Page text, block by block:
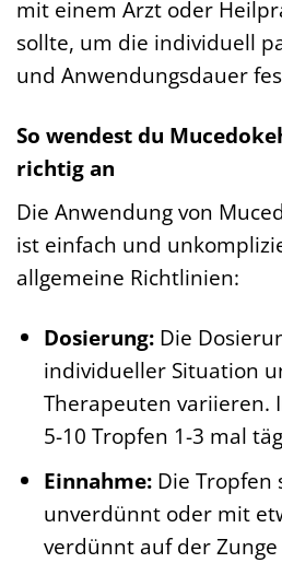
mit einem Arzt oder
sollte, um die individuell
und Anwendungsdauer
So wendest du
richtig an
Die Anwendung von
ist einfach und
allgemeine Richtlinien:
Dosierung:Die
individueller Situation
Therapeuten variieren.
5-10 Tropfen 1-3 mal
Einnahme:Die Tropfen
unverdünnt oder mit
verdünnt auf der